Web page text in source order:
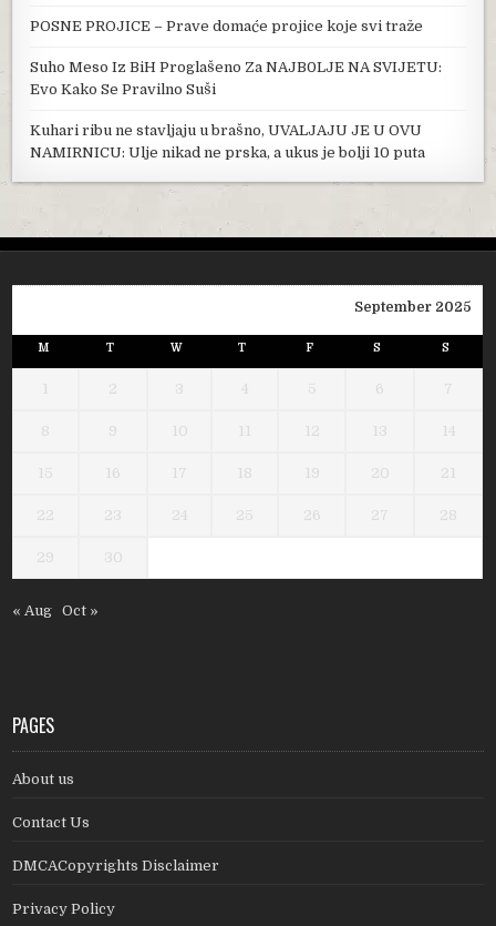
POSNE PROJICE – Prave domaće projice koje svi traže
Suho Meso Iz BiH Proglašeno Za NAJB0LJE NA SVIJETU:
Evo Kako Se Pravilno Suši
Kuhari ribu ne stavljaju u brašno, UVALJAJU JE U OVU
NAMIRNICU: Ulje nikad ne prska, a ukus je bolji 10 puta
September 2025
M T W T F S S
1 2 3 4 5 6 7
8 9 10 11 12 13 14
15 16 17 18 19 20 21
22 23 24 25 26 27 28
29 30
« Aug Oct »
PAGES
About us
Contact Us
DMCACopyrights Disclaimer
Privacy Policy